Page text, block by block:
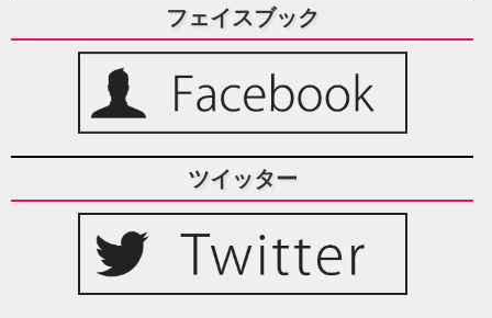
フェイスブック
ツイッター